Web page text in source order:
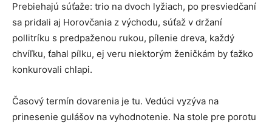
Prebiehajú súťaže: trio na dvoch lyžiach, po presviedčaní
sa pridali aj Horovčania z východu, súťaž v držaní
pollitríku s predpaženou rukou, pílenie dreva, každý
chvíľku, ťahal pílku, ej veru niektorým ženičkám by ťažko
konkurovali chlapi.
Časový termín dovarenia je tu. Vedúci vyzýva na
prinesenie gulášov na vyhodnotenie. Na stole pre porotu